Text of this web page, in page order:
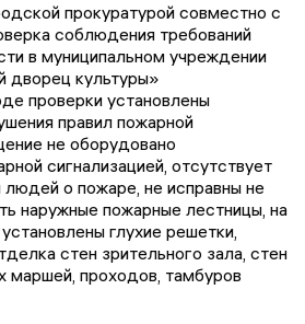
прокуратурой совместно с
соблюдения требований
в муниципальном учреждении
дворец культуры»
проверки установлены
правил пожарной
не оборудовано
сигнализацией, отсутствует
о пожаре, не исправны не
наружные пожарные лестницы, на
глухие решетки,
стен зрительного зала, стен
маршей, проходов, тамбуров